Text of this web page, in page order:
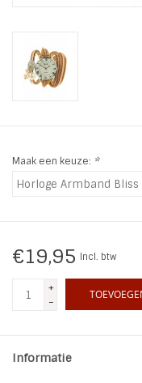
Blog
Maak een keuze: *
€19,95 Incl. btw
+
-
Informatie